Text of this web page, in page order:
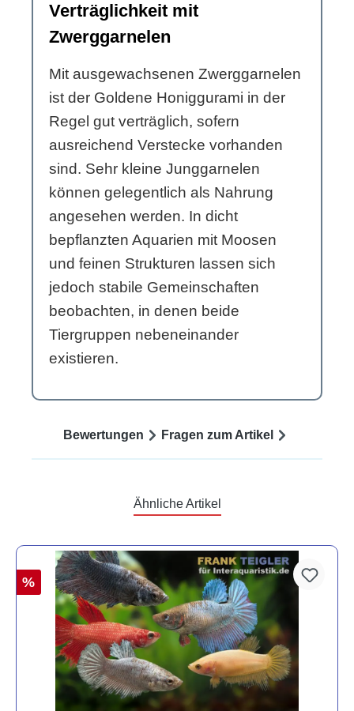
Verträglichkeit mit
Zwerggarnelen
Mit ausgewachsenen Zwerggarnelen
ist der Goldene Honiggurami in der
Regel gut verträglich, sofern
ausreichend Verstecke vorhanden
sind. Sehr kleine Junggarnelen
können gelegentlich als Nahrung
angesehen werden. In dicht
bepflanzten Aquarien mit Moosen
und feinen Strukturen lassen sich
jedoch stabile Gemeinschaften
beobachten, in denen beide
Tiergruppen nebeneinander
existieren.
Bewertungen Fragen zum Artikel
Ähnliche Artikel
%